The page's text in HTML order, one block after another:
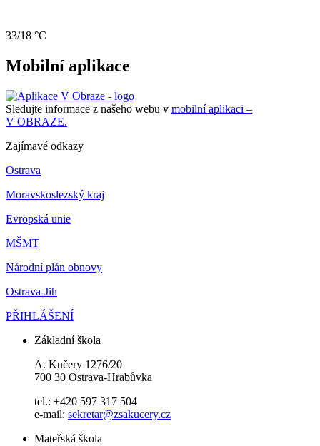
33/18 °C
Mobilní aplikace
Sledujte informace z našeho webu v mobilní aplikaci –
V OBRAZE.
Zajímavé odkazy
Ostrava
Moravskoslezský kraj
Evropská unie
MŠMT
Národní plán obnovy
Ostrava-Jih
PŘIHLÁŠENÍ
Základní škola
A. Kučery 1276/20
700 30 Ostrava-Hrabůvka
tel.: +420 597 317 504
e-mail: sekretar@zsakucery.cz
Mateřská škola